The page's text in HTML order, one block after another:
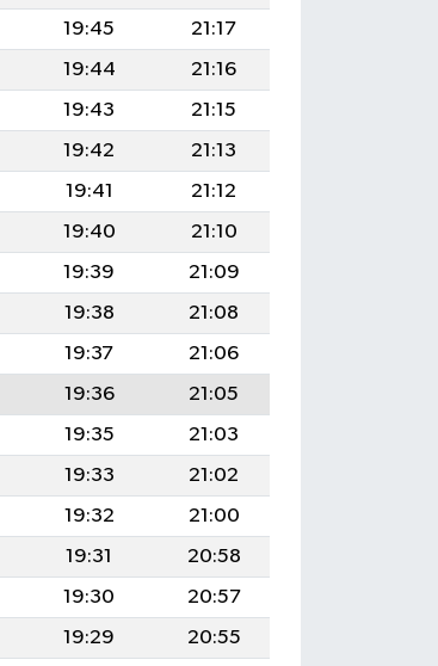
19:45
21:17
19:44
21:16
19:43
21:15
19:42
21:13
19:41
21:12
19:40
21:10
19:39
21:09
19:38
21:08
19:37
21:06
19:36
21:05
19:35
21:03
19:33
21:02
19:32
21:00
19:31
20:58
19:30
20:57
19:29
20:55